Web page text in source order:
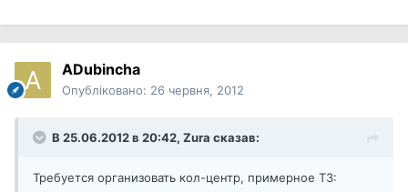
ADubincha
Опубліковано: 26 червня, 2012
В 25.06.2012 в 20:42, Zura сказав:
Требуется организовать кол-центр, примерное ТЗ: